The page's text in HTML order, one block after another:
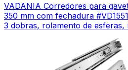
VADANIA Corredores para
350 mm com fechadura
3 dobras, rolamento de esferas,